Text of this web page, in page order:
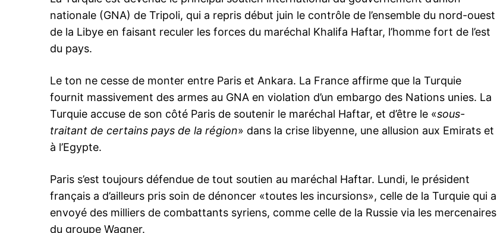
nationale (GNA) de Tripoli, qui a repris début juin le contrôle de l’ensemble du nord-ouest
de la Libye en faisant reculer les forces du maréchal Khalifa Haftar, l’homme fort de l’est
du pays.
Le ton ne cesse de monter entre Paris et Ankara. La France affirme que la Turquie
fournit massivement des armes au GNA en violation d’un embargo des Nations unies. La
Turquie accuse de son côté Paris de soutenir le maréchal Haftar, et d’être le «sous-
traitant de certains pays de la région» dans la crise libyenne, une allusion aux Emirats et
à l’Egypte.
Paris s’est toujours défendue de tout soutien au maréchal Haftar. Lundi, le président
français a d’ailleurs pris soin de dénoncer «toutes les incursions», celle de la Turquie qui a
envoyé des milliers de combattants syriens, comme celle de la Russie via les mercenaires
du groupe Wagner.